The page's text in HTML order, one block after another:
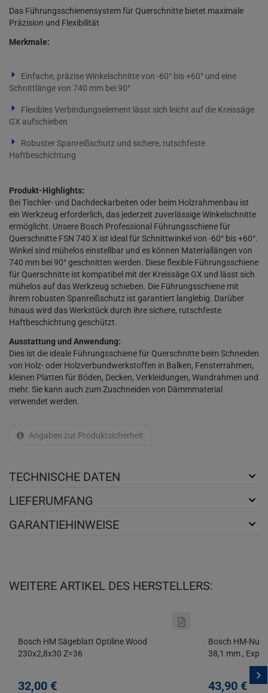
Das Führungsschienensystem für Querschnitte bietet maximale
Präzision und Flexibilität
Merkmale:
Einfache, präzise Winkelschnitte von -60° bis +60° und eine
Schnittlänge von 740 mm bei 90°
Flexibles Verbindungselement lässt sich leicht auf die Kreissäge
GX aufschieben
Robuster Spanreißschutz und sichere, rutschfeste
Haftbeschichtung
Produkt-Highlights:
Bei Tischler- und Dachdeckarbeiten oder beim Holzrahmenbau ist
ein Werkzeug erforderlich, das jederzeit zuverlässige Winkelschnitte
ermöglicht. Unsere Bosch Professional Führungsschiene für
Querschnitte FSN 740 X ist ideal für Schnittwinkel von -60° bis +60°.
Winkel sind mühelos einstellbar und es können Materiallängen von
740 mm bei 90° geschnitten werden. Diese flexible Führungsschiene
für Querschnitte ist kompatibel mit der Kreissäge GX und lässt sich
mühelos auf das Werkzeug schieben. Die Führungsschiene mit
ihrem robusten Spanreißschutz ist garantiert langlebig. Darüber
hinaus wird das Werkstück durch ihre sichere, rutschfeste
Haftbeschichtung geschützt.
Ausstattung und Anwendung:
Dies ist die ideale Führungsschiene für Querschnitte beim Schneiden
von Holz- oder Holzverbundwerkstoffen in Balken, Fensterrahmen,
kleinen Platten für Böden, Decken, Verkleidungen, Wandrahmen und
mehr. Sie kann auch zum Zuschneiden von Dämmmaterial
verwendet werden.
Angaben zur Produktsicherheit
TECHNISCHE DATEN
LIEFERUMFANG
GARANTIEHINWEISE
WEITERE ARTIKEL DES HERSTELLERS:
Bosch HM Sägeblatt Optiline Wood
230x2,8x30 Z=36
32,00 €
Bosch HM-
38,1 mm ,
43,90 €